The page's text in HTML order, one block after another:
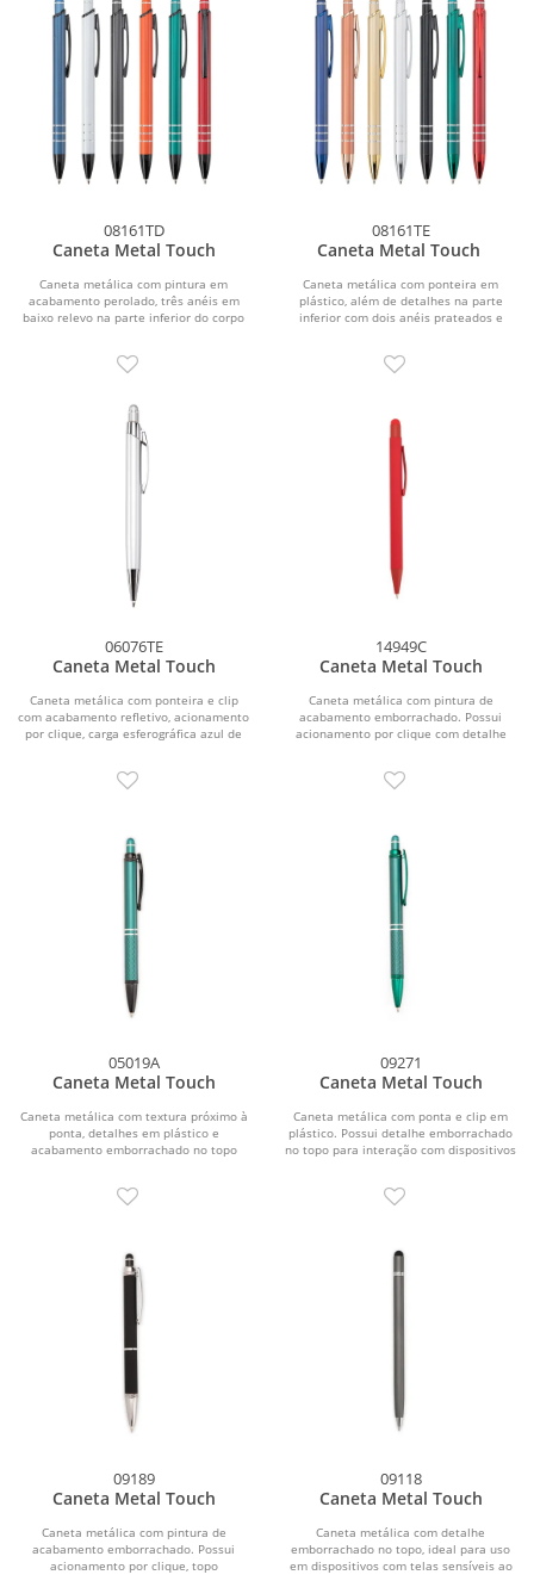
08161TD
Caneta Metal Touch
Caneta metálica com pintura em
acabamento perolado, três anéis em
baixo relevo na parte inferior do corpo
08161TE
Caneta Metal Touch
Caneta metálica com ponteira em
plástico, além de detalhes na parte
inferior com dois anéis prateados e
06076TE
Caneta Metal Touch
Caneta metálica com ponteira e clip
com acabamento refletivo, acionamento
por clique, carga esferográfica azul de
14949C
Caneta Metal Touch
Caneta metálica com pintura de
acabamento emborrachado. Possui
acionamento por clique com detalhe
05019A
Caneta Metal Touch
Caneta metálica com textura próximo à
ponta, detalhes em plástico e
acabamento emborrachado no topo
09271
Caneta Metal Touch
Caneta metálica com ponta e clip em
plástico. Possui detalhe emborrachado
no topo para interação com dispositivos
09189
Caneta Metal Touch
Caneta metálica com pintura de
acabamento emborrachado. Possui
acionamento por clique, topo
09118
Caneta Metal Touch
Caneta metálica com detalhe
emborrachado no topo, ideal para uso
em dispositivos com telas sensíveis ao